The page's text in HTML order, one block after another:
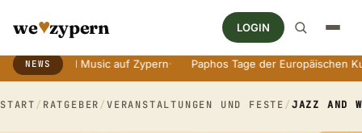
we♥zypern LOGIN
NEWS
Breaking News Ticker
Music auf Zypern · Paphos Tage der Europäischen Kultur·
START/ RATGEBER/VERANSTALTUNGEN UND FESTE/JAZZ AND